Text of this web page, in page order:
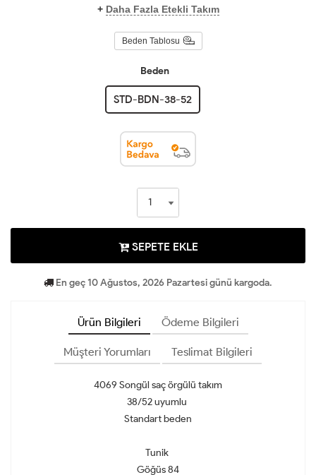
+ Daha Fazla Etekli Takım
Beden Tablosu
Beden
STD-BDN-38-52
SEPETE EKLE
En geç 10 Ağustos, 2026 Pazartesi günü kargoda.
Ürün Bilgileri Ödeme Bilgileri
Müşteri Yorumları Teslimat Bilgileri
4069 Songül saç örgülü takım
38/52 uyumlu
Standart beden
Tunik
Göğüs 84